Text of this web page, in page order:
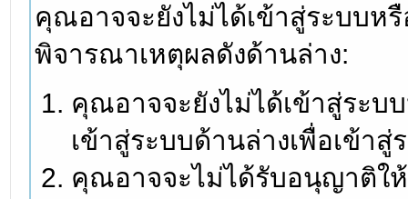
คุณอาจจะยังไม่ได้เข้าสู่ระบบ
พิจารณาเหตุผลดังด้านล่าง:
คุณอาจจะยังไม่ได้เข้าสู่ระบ
เข้าสู่ระบบด้านล่างเพื่อเข้า
คุณอาจจะไม่ได้รับอนุญาติใ